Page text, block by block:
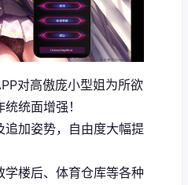
对高傲庞小型姐为所欲
统面增强！
加姿势，自由度大幅提
楼后、体育仓库等各种